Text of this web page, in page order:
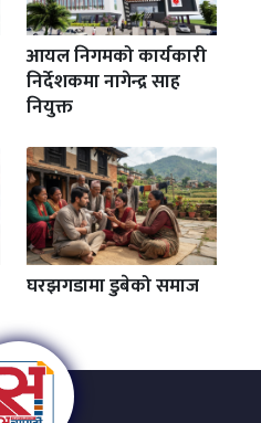
आयल निगमको कार्यकारी
निर्देशकमा नागेन्द्र साह
नियुक्त
घरझगडामा डुबेको समाज